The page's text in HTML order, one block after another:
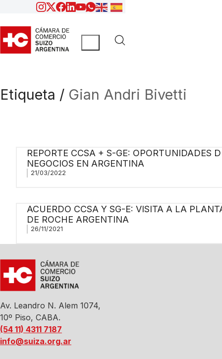
Etiqueta / Gian Andri Bivetti
REPORTE CCSA + S-GE: OPORTUNIDADES
NEGOCIOS EN ARGENTINA
21/03/2022
ACUERDO CCSA Y SG-E: VISITA A LA
DE ROCHE ARGENTINA
26/11/2021
Av. Leandro N. Alem 1074,
10º Piso, CABA.
(54 11) 4311 7187
info@suiza.org.ar